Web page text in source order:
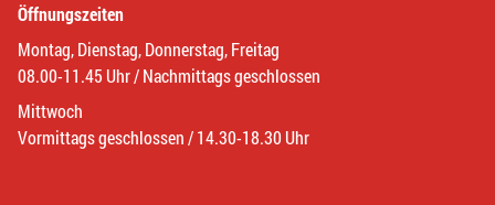
Öffnungszeiten
Montag, Dienstag, Donnerstag, Freitag
08.00-11.45 Uhr / Nachmittags geschlossen
Mittwoch
Vormittags geschlossen / 14.30-18.30 Uhr